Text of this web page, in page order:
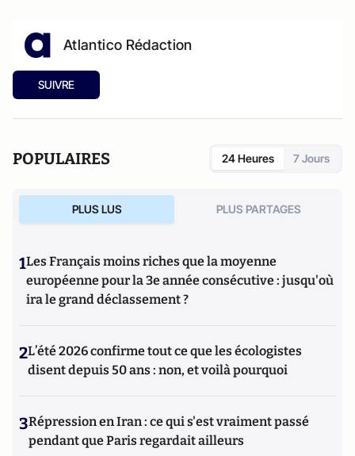
Atlantico Rédaction
SUIVRE
POPULAIRES 24 Heures 7 Jours
PLUS LUS PLUS PARTAGES
1Les Français moins riches que la moyenne
européenne pour la 3e année consécutive : jusqu'où
ira le grand déclassement ?
2L’été 2026 confirme tout ce que les écologistes
disent depuis 50 ans : non, et voilà pourquoi
3Répression en Iran : ce qui s'est vraiment passé
pendant que Paris regardait ailleurs